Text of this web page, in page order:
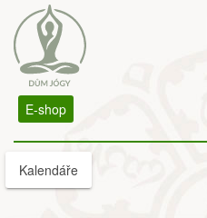
E-shop
Kalendáře